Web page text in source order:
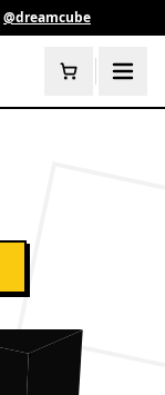
@dreamcube